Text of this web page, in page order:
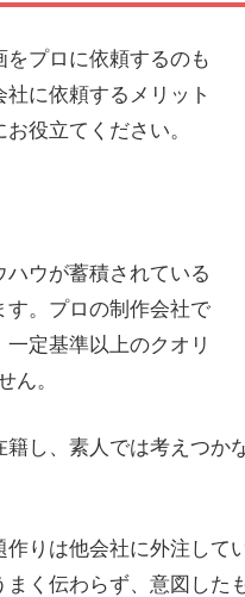
プロに依頼するのも
に依頼するメリット
役立てください。
ウが蓄積されている
す。プロの制作会社で
定基準以上のクオリ
ん。
し、素人では考えつか
りは他会社に外注して
く伝わらず、意図し